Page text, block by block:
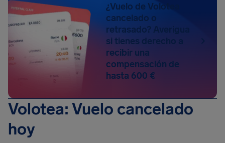
¿Vuelo de Volotea
cancelado o
retrasado? Averigua
si tienes derecho a
recibir una
compensación de
hasta 600 €
Volotea: Vuelo cancelado
hoy